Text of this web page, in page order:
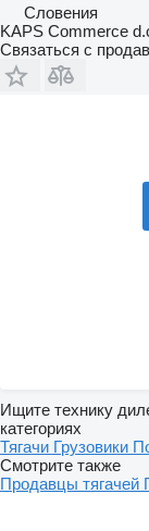
Словения
KAPS Commerce
Связаться с
Ищите технику
категориях
Тягачи Грузовики
Смотрите также
Продавцы тягачей